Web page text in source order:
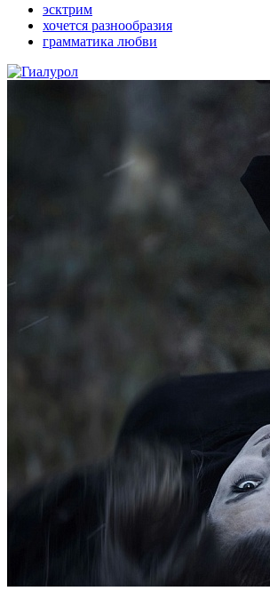
эсктрим
хочется разнообразия
грамматика любви